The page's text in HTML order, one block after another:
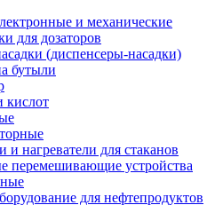
и механические
для дозаторов
(диспенсеры-насадки)
бутыли
кислот
и нагреватели для стаканов
перемешивающие устройства
для нефтепродуктов